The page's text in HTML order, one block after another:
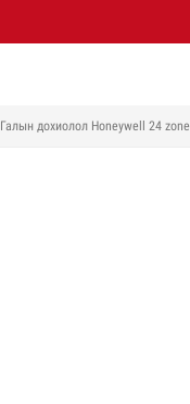
Галын дохиолол Honeywell 24 zone